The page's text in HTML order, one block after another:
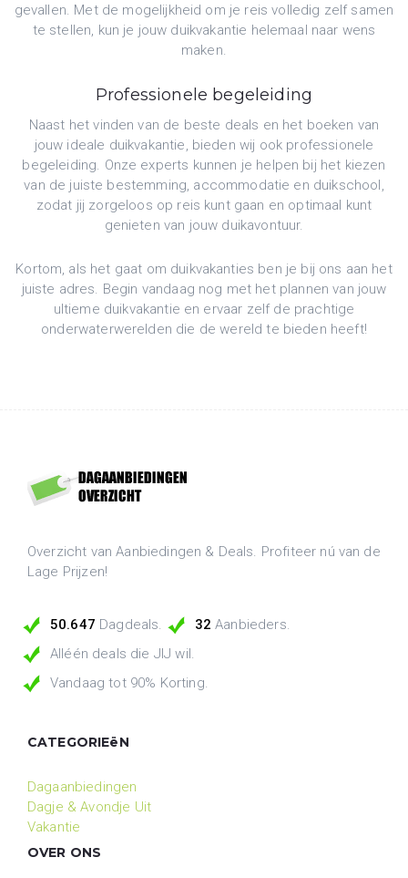
gevallen. Met de mogelijkheid om je reis volledig zelf samen
te stellen, kun je jouw duikvakantie helemaal naar wens
maken.
Professionele begeleiding
Naast het vinden van de beste deals en het boeken van
jouw ideale duikvakantie, bieden wij ook professionele
begeleiding. Onze experts kunnen je helpen bij het kiezen
van de juiste bestemming, accommodatie en duikschool,
zodat jij zorgeloos op reis kunt gaan en optimaal kunt
genieten van jouw duikavontuur.
Kortom, als het gaat om duikvakanties ben je bij ons aan het
juiste adres. Begin vandaag nog met het plannen van jouw
ultieme duikvakantie en ervaar zelf de prachtige
onderwaterwerelden die de wereld te bieden heeft!
Overzicht van Aanbiedingen & Deals. Profiteer nú van de
Lage Prijzen!
50.647 Dagdeals. 32 Aanbieders.
Alléén deals die JIJ wil.
Vandaag tot 90% Korting.
CATEGORIEëN
Dagaanbiedingen
Dagje & Avondje Uit
Vakantie
OVER ONS